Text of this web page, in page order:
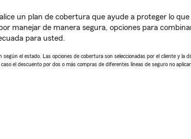
un plan de cobertura que ayude a proteger lo
manejar de manera segura, opciones para
para usted.
el estado. Las opciones de cobertura son seleccionadas por el cliente y la
el descuento por dos o más compras de diferentes líneas de seguro no